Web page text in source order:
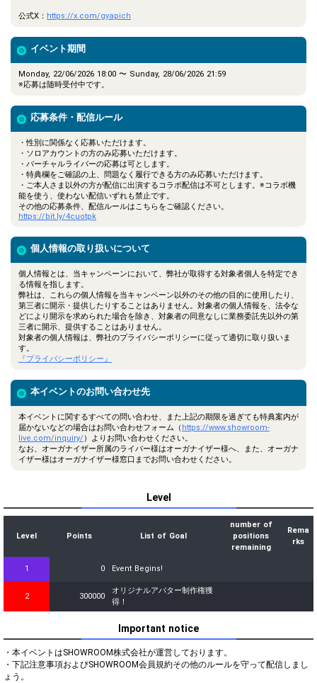
公式X： https://x.com/gyapich
イベント期間
Monday, 22/06/2026 18:00 〜 Sunday, 28/06/2026 21:59
※応募は随時受付中です。
応募条件・配信ルール
・性別に関係なく応募いただけます。
・ソロアカウントの方のみ応募いただけます。
・バーチャルライバーの応募は可とします。
・特典欄をご確認の上、問題なく履行できる方のみ応募いただけます。
・ご本人さま以外の方が配信に出演するコラボ配信は不可とします。※コラボ機
能を使う、使わない配信いずれも禁止です。
その他の応募条件、配信ルールはこちらをご確認ください。
https://bit.ly/4cuotpk
個人情報の取り扱いについて
個人情報とは、当キャンペーンにおいて、弊社が取得する対象者個人を特定でき
る情報を指します。
弊社は、これらの個人情報を当キャンペーン以外のその他の目的に使用したり、
第三者に開示・提供したりすることはありません。対象者の個人情報を、法令な
どにより開示を求められた場合を除き、対象者の同意なしに業務委託先以外の第
三者に開示、提供することはありません。
対象者の個人情報は、弊社のプライバシーポリシーに従って適切に取り扱いま
す。
『プライバシーポリシー』
本イベントのお問い合わせ先
本イベントに関するすべての問い合わせ、また上記の期限を過ぎても特典案内が
届かないなどの場合はお問い合わせフォーム（ https://www.showroom-
live.com/inquiry/ ）よりお問い合わせください。
なお、オーガナイザー所属のライバー様はオーガナイザー様へ、また、オーガナ
イザー様はオーガナイザー様窓口までお問い合わせください。
Level
Level Points List of Goal
number of
positions
remaining
Rema
rks
1 0 Event Begins!
2 300000
オリジナルアバター制作権獲
得！
Important notice
・本イベントはSHOWROOM株式会社が運営しております。
・下記注意事項およびSHOWROOM会員規約その他のルールを守って配信しまし
ょう。